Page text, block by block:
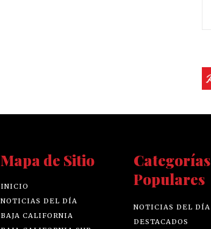
Mapa de Sitio
INICIO
NOTICIAS DEL DÍA
BAJA CALIFORNIA
Categorías
Populares
NOTICIAS DEL DÍA
DESTACADOS